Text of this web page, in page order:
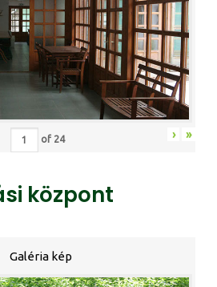
of 24 › »
központ
Galéria kép